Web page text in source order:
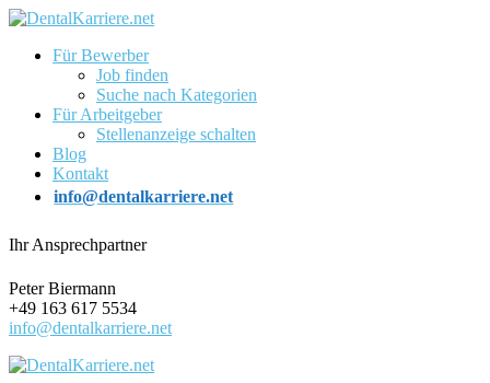
Für Bewerber
Job finden
Suche nach Kategorien
Für Arbeitgeber
Stellenanzeige schalten
Blog
Kontakt
info@dentalkarriere.net
Ihr Ansprechpartner
Peter Biermann
+49 163 617 5534
info@dentalkarriere.net